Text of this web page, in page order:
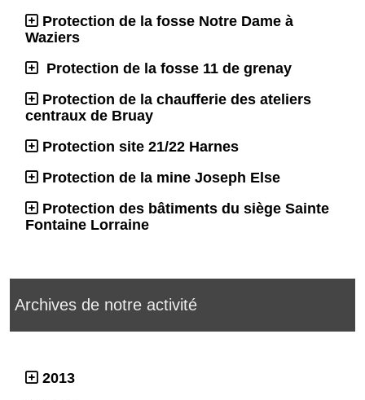
Protection de la fosse Notre Dame à
Waziers
Protection de la fosse 11 de grenay
Protection de la chaufferie des ateliers
centraux de Bruay
Protection site 21/22 Harnes
Protection de la mine Joseph Else
Protection des bâtiments du siège Sainte
Fontaine Lorraine
Archives de notre activité
2013